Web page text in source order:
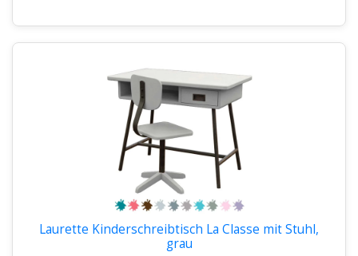
Laurette Kinderschreibtisch La Classe mit Stuhl,
grau